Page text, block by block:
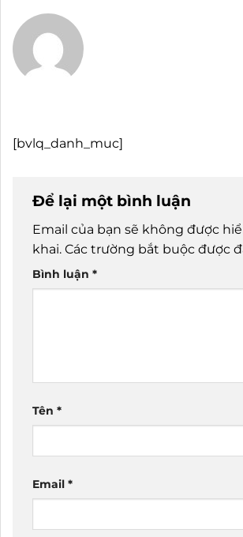
[bvlq_danh_muc]
Để lại một bình luận
Email của bạn sẽ không được
khai. Các trường bắt buộc được
Bình luận *
Tên *
Email *